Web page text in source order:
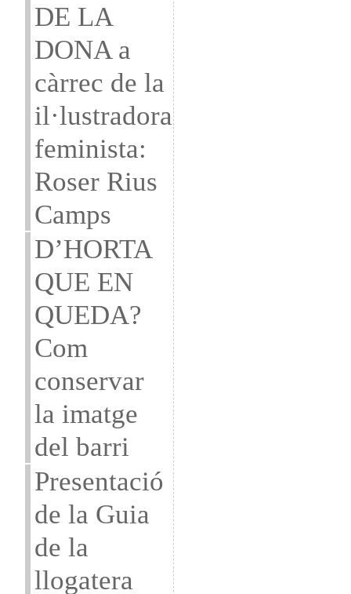
DE LA
DONA a
càrrec de la
il·lustradora
feminista:
Roser Rius
Camps
D’HORTA
QUE EN
QUEDA?
Com
conservar
la imatge
del barri
Presentació
de la Guia
de la
llogatera